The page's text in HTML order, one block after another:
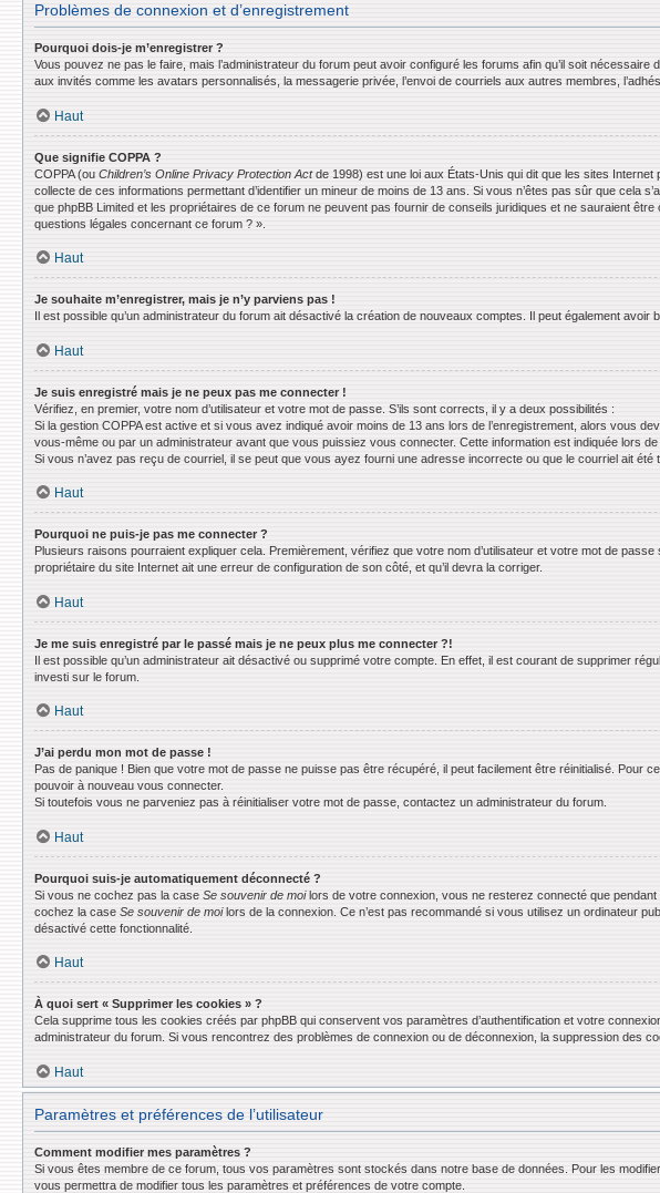
Problèmes de connexion et d’enregistrement
Pourquoi dois-je m’enregistrer ?
Vous pouvez ne pas le faire, mais l’administrateur du forum peut avoir configuré les forums afin qu’il soit
aux invités comme les avatars personnalisés, la messagerie privée, l’envoi de courriels aux autres membres,
Haut
Que signifie COPPA ?
COPPA (ou Children’s Online Privacy Protection Actde 1998) est une loi aux États-Unis qui dit que les sites Internet
collecte de ces informations permettant d’identifier un mineur de moins de 13 ans. Si vous n’êtes pas sûr que cela
que phpBB Limited et les propriétaires de ce forum ne peuvent pas fournir de conseils juridiques et ne sauraient
questions légales concernant ce forum ? ».
Haut
Je souhaite m’enregistrer, mais je n’y parviens pas !
Il est possible qu’un administrateur du forum ait désactivé la création de nouveaux comptes. Il peut également
Haut
Je suis enregistré mais je ne peux pas me connecter !
Vérifiez, en premier, votre nom d’utilisateur et votre mot de passe. S’ils sont corrects, il y a deux possibilités :
Si la gestion COPPA est active et si vous avez indiqué avoir moins de 13 ans lors de l’enregistrement, alors vous
vous-même ou par un administrateur avant que vous puissiez vous connecter. Cette information est indiquée lors
Si vous n’avez pas reçu de courriel, il se peut que vous ayez fourni une adresse incorrecte ou que le courriel ait
Haut
Pourquoi ne puis-je pas me connecter ?
Plusieurs raisons pourraient expliquer cela. Premièrement, vérifiez que votre nom d’utilisateur et votre mot de
propriétaire du site Internet ait une erreur de configuration de son côté, et qu’il devra la corriger.
Haut
Je me suis enregistré par le passé mais je ne peux plus me connecter ?!
Il est possible qu’un administrateur ait désactivé ou supprimé votre compte. En effet, il est courant de supprimer
investi sur le forum.
Haut
J’ai perdu mon mot de passe !
Pas de panique ! Bien que votre mot de passe ne puisse pas être récupéré, il peut facilement être réinitialisé. Pour
pouvoir à nouveau vous connecter.
Si toutefois vous ne parveniez pas à réinitialiser votre mot de passe, contactez un administrateur du forum.
Haut
Pourquoi suis-je automatiquement déconnecté ?
Si vous ne cochez pas la case Se souvenir de moilors de votre connexion, vous ne resterez connecté que pendant
cochez la case Se souvenir de moilors de la connexion. Ce n’est pas recommandé si vous utilisez un ordinateur
désactivé cette fonctionnalité.
Haut
À quoi sert « Supprimer les cookies » ?
Cela supprime tous les cookies créés par phpBB qui conservent vos paramètres d’authentification et votre
administrateur du forum. Si vous rencontrez des problèmes de connexion ou de déconnexion, la suppression des
Haut
Paramètres et préférences de l’utilisateur
Comment modifier mes paramètres ?
Si vous êtes membre de ce forum, tous vos paramètres sont stockés dans notre base de données. Pour les
vous permettra de modifier tous les paramètres et préférences de votre compte.